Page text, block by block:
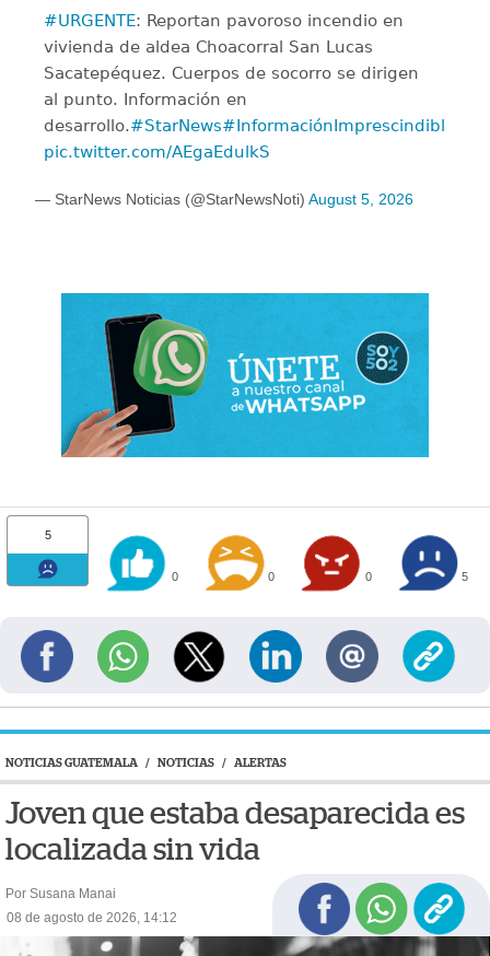
#URGENTE: Reportan pavoroso incendio en
vivienda de aldea Choacorral San Lucas
Sacatepéquez. Cuerpos de socorro se dirigen
al punto. Información en
desarrollo.#StarNews#InformaciónImprescindible
pic.twitter.com/AEgaEdulkS
— StarNews Noticias (@StarNewsNoti) August 5, 2026
5
0 0 0 5
NOTICIAS GUATEMALA / NOTICIAS / ALERTAS
Joven que estaba desaparecida es
localizada sin vida
Por Susana Manai
08 de agosto de 2026, 14:12